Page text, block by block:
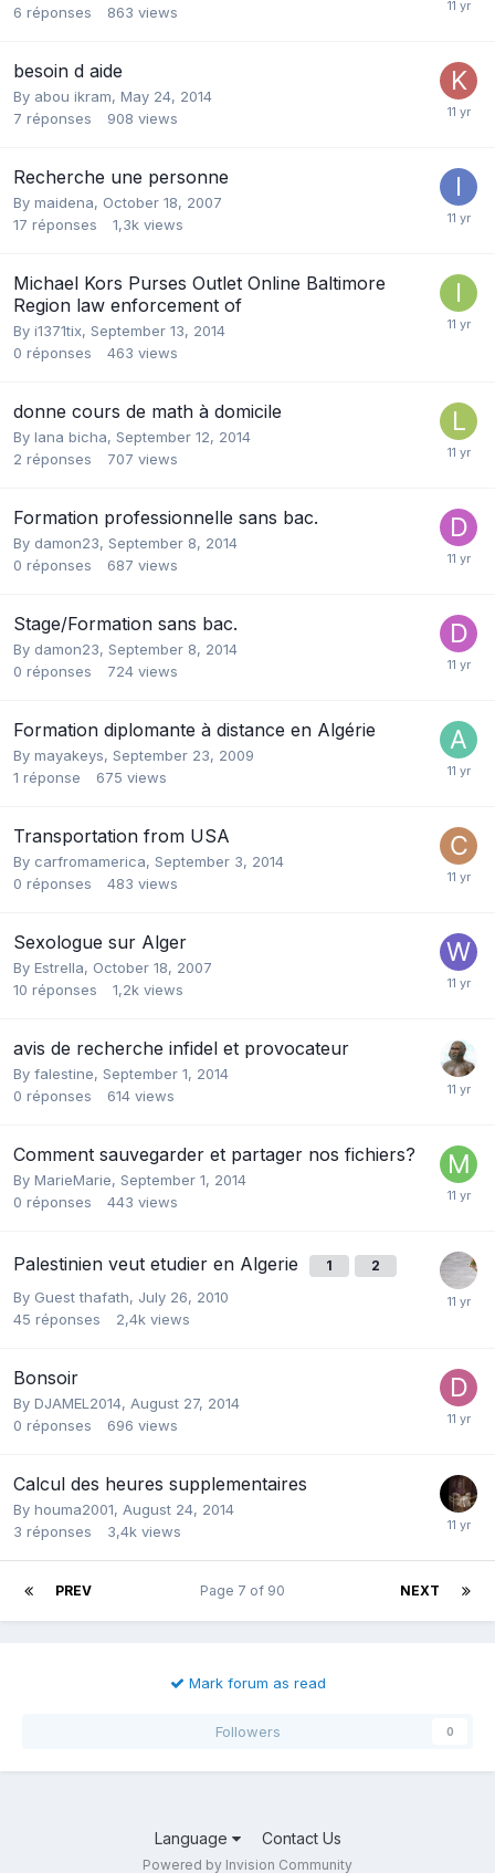
6 réponses 863 views
besoin d aide
By abou ikram, May 24, 2014
7 réponses 908 views
Recherche une personne
By maidena, October 18, 2007
17 réponses 1,3k views
Michael Kors Purses Outlet Online Baltimore
Region law enforcement of
By i1371tix, September 13, 2014
0 réponses 463 views
donne cours de math à domicile
By lana bicha, September 12, 2014
2 réponses 707 views
Formation professionnelle sans bac.
By damon23, September 8, 2014
0 réponses 687 views
Stage/Formation sans bac.
By damon23, September 8, 2014
0 réponses 724 views
Formation diplomante à distance en Algérie
By mayakeys, September 23, 2009
1 réponse 675 views
Transportation from USA
By carfromamerica, September 3, 2014
0 réponses 483 views
Sexologue sur Alger
By Estrella, October 18, 2007
10 réponses 1,2k views
avis de recherche infidel et provocateur
By falestine, September 1, 2014
0 réponses 614 views
Comment sauvegarder et partager nos fichiers?
By MarieMarie, September 1, 2014
0 réponses 443 views
Palestinien veut etudier en Algerie 1 2
By Guest thafath, July 26, 2010
45 réponses 2,4k views
Bonsoir
By DJAMEL2014, August 27, 2014
0 réponses 696 views
Calcul des heures supplementaires
By houma2001, August 24, 2014
3 réponses 3,4k views
PREV NEXT
Page 7 of 90
Mark forum as read
Followers 0
Language Contact Us
Powered by Invision Community